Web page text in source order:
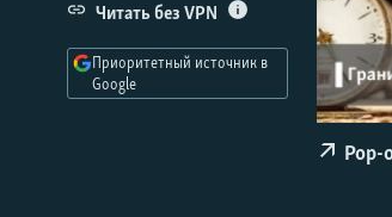
РАСПИСАНИЕ ВЕЩАНИЯ
ПОДПИШИТЕСЬ НА РАССЫЛКУ
Pop-
Читать без VPN
Приоритетный источник в
Google